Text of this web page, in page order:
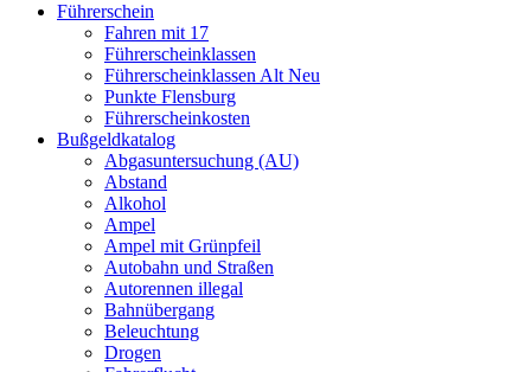
Führerschein
Fahren mit 17
Führerscheinklassen
Führerscheinklassen Alt Neu
Punkte Flensburg
Führerscheinkosten
Bußgeldkatalog
Abgasuntersuchung (AU)
Abstand
Alkohol
Ampel
Ampel mit Grünpfeil
Autobahn und Straßen
Autorennen illegal
Bahnübergang
Beleuchtung
Drogen